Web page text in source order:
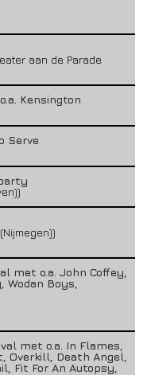
aan de Parade
Kensington
Serve
met o.a. John Coffey,
Wodan Boys,
met o.a. In Flames,
Overkill, Death Angel,
Fit For An Autopsy,